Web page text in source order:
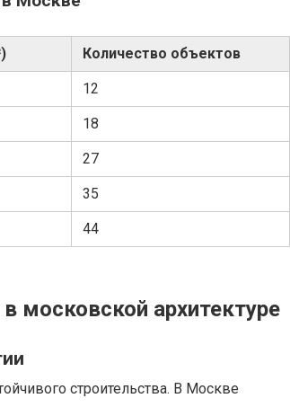
Количество объектов
12
18
27
35
44
московской архитектуре
строительства. В Москве